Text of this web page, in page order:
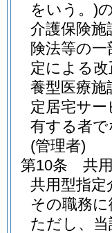
をいう。)
介護保険
険法等の
定による
養型医療施
定居宅サ
有する者
(管理者)
第10条
共
共用型指定
その職務
ただし、